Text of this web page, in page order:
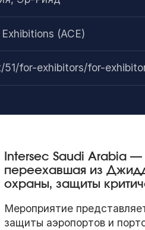
(ACE)
for-exhibitors/for-
Intersec Saudi Arabia
переехавшая из
охраны, защиты
Мероприятие
защиты аэропортов и